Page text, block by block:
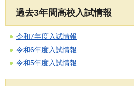
過去3年間高校入試情報
令和7年度入試情報
令和6年度入試情報
令和5年度入試情報